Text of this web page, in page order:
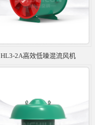
HL3-2A高效低噪混流风机